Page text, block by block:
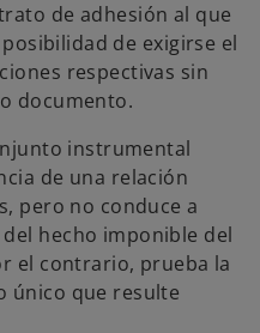
de adhesión al que
de exigirse el
respectivas sin
documento.
instrumental
de una relación
pero no conduce a
hecho imponible del
el contrario, prueba la
único que resulte